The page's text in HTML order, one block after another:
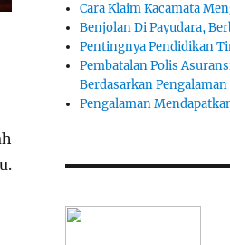
Cara Klaim Kacamata
Benjolan Di Payudara,
Pentingnya Pendidikan
Pembatalan Polis
Berdasarkan
Pengalaman